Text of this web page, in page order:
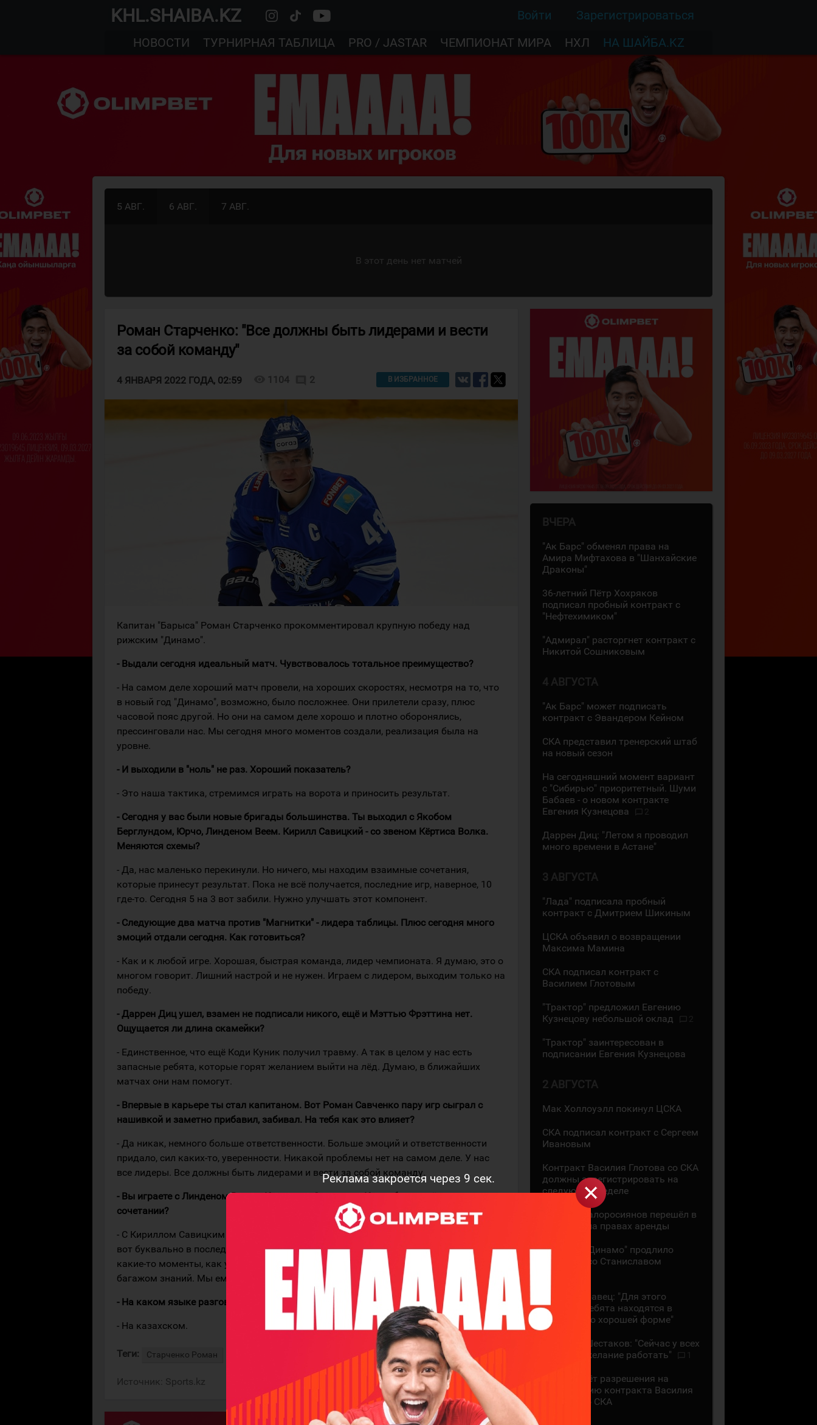
Реклама закроется через 8 сек.
KHL.SHAIBA.KZ Войти
Зарегистрироваться
НОВОСТИ
ТУРНИРНАЯ ТАБЛИЦА PRO / JASTAR ЧЕМПИОНАТ МИРА НХЛ НА ШАЙБА.KZ
5 АВГ. 6 АВГ. 7 АВГ.
В этот день нет матчей
Роман Старченко: "Все должны быть лидерами и вести
за собой команду"
4 ЯНВАРЯ 2022 ГОДА, 02:59 1104 2 В ИЗБРАННОЕ
Капитан "Барыса" Роман Старченко прокомментировал крупную победу над
рижским "Динамо".
- Выдали сегодня идеальный матч. Чувствовалось тотальное преимущество?
- На самом деле хороший матч провели, на хороших скоростях, несмотря на то, что
в новый год "Динамо", возможно, было посложнее. Они прилетели сразу, плюс
часовой пояс другой. Но они на самом деле хорошо и плотно оборонялись,
прессинговали нас. Мы сегодня много моментов создали, реализация была на
уровне.
- И выходили в "ноль" не раз. Хороший показатель?
- Это наша тактика, стремимся играть на ворота и приносить результат.
- Сегодня у вас были новые бригады большинства. Ты выходил с Якобом
Берглундом, Юрчо, Линденом Веем. Кирилл Савицкий - со звеном Кёртиса Волка.
Меняются схемы?
- Да, нас маленько перекинули. Но ничего, мы находим взаимные сочетания,
которые принесут результат. Пока не всё получается, последние игр, наверное, 10
где-то. Сегодня 5 на 3 вот забили. Нужно улучшать этот компонент.
- Следующие два матча против "Магнитки" - лидера таблицы. Плюс сегодня много
эмоций отдали сегодня. Как готовиться?
- Как и к любой игре. Хорошая, быстрая команда, лидер чемпионата. Я думаю, это о
многом говорит. Лишний настрой и не нужен. Играем с лидером, выходим только на
победу.
- Даррен Диц ушел, взамен не подписали никого, ещё и Мэттью Фрэттина нет.
Ощущается ли длина скамейки?
- Единственное, что ещё Коди Куник получил травму. А так в целом у нас есть
запасные ребята, которые горят желанием выйти на лёд. Думаю, в ближайших
матчах они нам помогут.
- Впервые в карьере ты стал капитаном. Вот Роман Савченко пару игр сыграл с
нашивкой и заметно прибавил, забивал. На тебя как это влияет?
- Да никак, немного больше ответственности. Больше эмоций и ответственности
придало, сил каких-то, уверенности. Никакой проблемы нет на самом деле. У нас
все лидеры. Все должны быть лидерами и вести за собой команду.
- Вы играете с Линденом Веем и Кириллом Савицким. Как тебе партнёры в новом
сочетании?
- С Кириллом Савицким мы, наверное, большую часть сезона играем. С Линденом
вот буквально в последних играх поставили. Ну ничего, разговариваем, находим
какие-то моменты, как улучшить нашу игру. Линден Вей - опытный игрок, с хорошим
багажом знаний. Мы ему помогаем, и он нам. Всё делаем на результат команды.
- На каком языке разговариваете?
- На казахском.
Теги: Старченко Роман
Источник: Sports.kz
ВЧЕРА
"Ак Барс" обменял права на
Амира Мифтахова в "Шанхайские
Драконы"
36-летний Пётр Хохряков
подписал пробный контракт с
"Нефтехимиком"
"Адмирал" расторгнет контракт с
Никитой Сошниковым
4 АВГУСТА
"Ак Барс" может подписать
контракт с Эвандером Кейном
СКА представил тренерский штаб
на новый сезон
На сегодняшний момент вариант
с "Сибирью" приоритетный. Шуми
Бабаев - о новом контракте
Евгения Кузнецова
Даррен Диц: "Летом я проводил
много времени в Астане"
3 АВГУСТА
"Лада" подписала пробный
контракт с Дмитрием Шикиным
ЦСКА объявил о возвращении
Максима Мамина
СКА подписал контракт с
Василием Глотовым
"Трактор" предложил Евгению
Кузнецову небольшой оклад
"Трактор" заинтересован в
подписании Евгения Кузнецова
2 АВГУСТА
Мак Холлоуэлл покинул ЦСКА
СКА подписал контракт с Сергеем
Ивановым
Контракт Василия Глотова со СКА
должны зарегистрировать на
следующей неделе
Даниил Малоросиянов перешёл в
"Шанхай" на правах аренды
Минское "Динамо" продлило
контракт со Станиславом
Михаил Кравец: "Для этого
времени ребята находятся в
достаточно хорошей форме"
Аркадий Шестаков: "Сейчас у всех
большое желание работать"
КХЛ не даёт разрешения на
регистрацию контракта Василия
Глотова со СКА